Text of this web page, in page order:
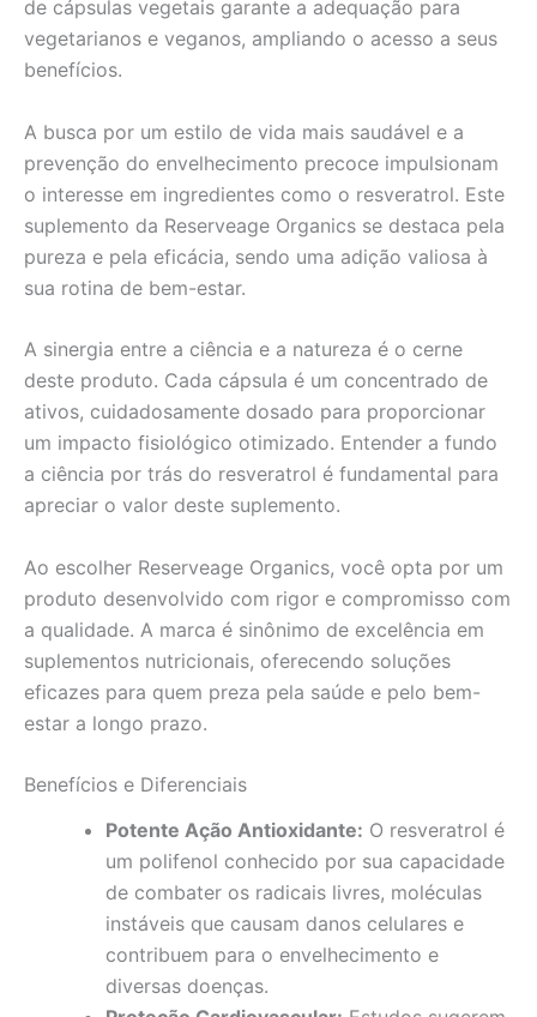
de cápsulas vegetais garante a adequação para
vegetarianos e veganos, ampliando o acesso a seus
benefícios.
A busca por um estilo de vida mais saudável e a
prevenção do envelhecimento precoce impulsionam
o interesse em ingredientes como o resveratrol. Este
suplemento da Reserveage Organics se destaca pela
pureza e pela eficácia, sendo uma adição valiosa à
sua rotina de bem-estar.
A sinergia entre a ciência e a natureza é o cerne
deste produto. Cada cápsula é um concentrado de
ativos, cuidadosamente dosado para proporcionar
um impacto fisiológico otimizado. Entender a fundo
a ciência por trás do resveratrol é fundamental para
apreciar o valor deste suplemento.
Ao escolher Reserveage Organics, você opta por um
produto desenvolvido com rigor e compromisso com
a qualidade. A marca é sinônimo de excelência em
suplementos nutricionais, oferecendo soluções
eficazes para quem preza pela saúde e pelo bem-
estar a longo prazo.
Benefícios e Diferenciais
Potente Ação Antioxidante: O resveratrol é
um polifenol conhecido por sua capacidade
de combater os radicais livres, moléculas
instáveis que causam danos celulares e
contribuem para o envelhecimento e
diversas doenças.